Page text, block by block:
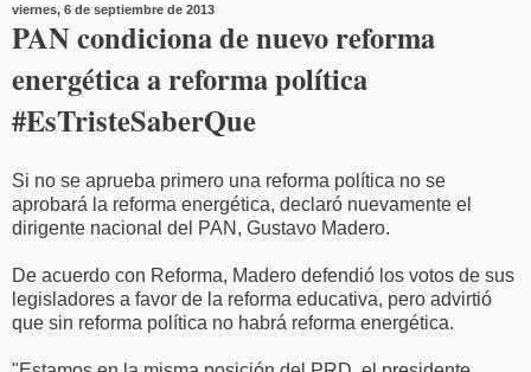
viernes, 6 de septiembre de 2013
PAN condiciona de nuevo reforma
energética a reforma política
#EsTristeSaberQue
Si no se aprueba primero una reforma política no se
aprobará la reforma energética, declaró nuevamente el
dirigente nacional del PAN, Gustavo Madero.
De acuerdo con Reforma, Madero defendió los votos de sus
legisladores a favor de la reforma educativa, pero advirtió
que sin reforma política no habrá reforma energética.